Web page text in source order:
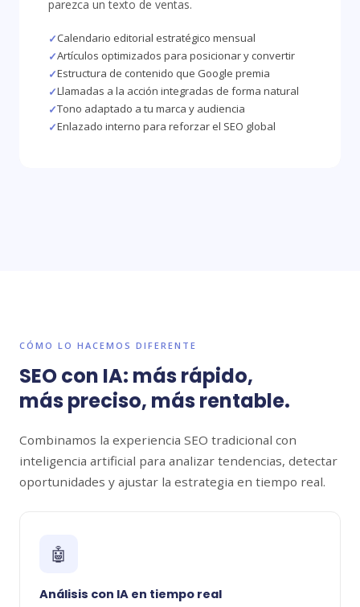
parezca un texto de ventas.
Calendario editorial estratégico mensual
Artículos optimizados para posicionar y convertir
Estructura de contenido que Google premia
Llamadas a la acción integradas de forma natural
Tono adaptado a tu marca y audiencia
Enlazado interno para reforzar el SEO global
CÓMO LO HACEMOS DIFERENTE
SEO con IA: más rápido,
más preciso, más rentable.
Combinamos la experiencia SEO tradicional con
inteligencia artificial para analizar tendencias, detectar
oportunidades y ajustar la estrategia en tiempo real.
🤖
Análisis con IA en tiempo real